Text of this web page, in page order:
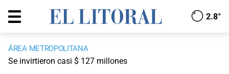
2.8°
ÁREA METROPOLITANA
Se invirtieron casi $ 127 millones